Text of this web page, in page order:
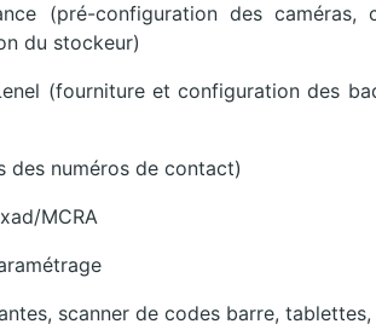
(pré-configuration des caméras,
du stockeur)
(fourniture et configuration des
des numéros de contact)
MCRA
scanner de codes barre,